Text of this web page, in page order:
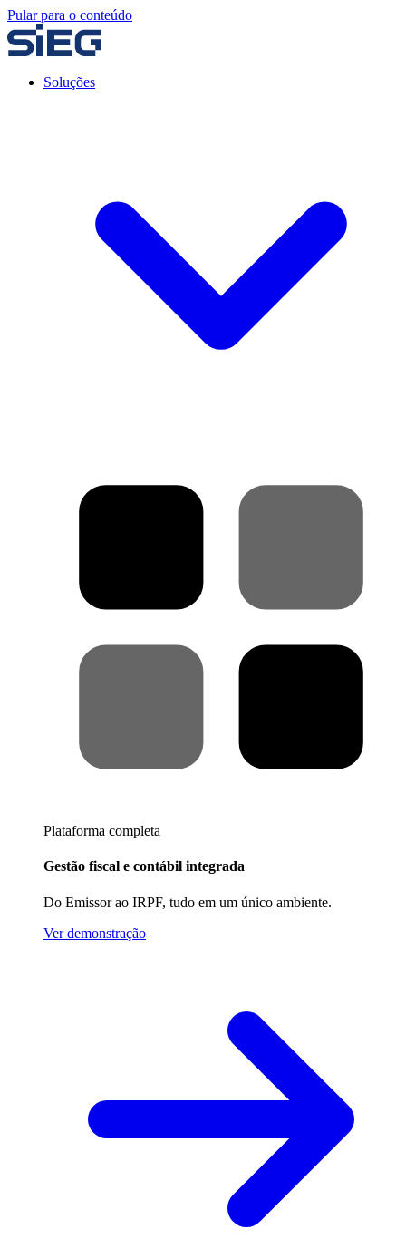
Pular para o conteúdo
Soluções
Plataforma completa
Gestão fiscal e contábil integrada
Do Emissor ao IRPF, tudo em um único ambiente.
Ver demonstração